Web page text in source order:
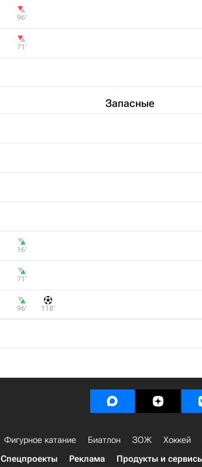
96‎’‎
71‎’‎
Запасные
16‎’‎
71‎’‎
96‎’‎ 118‎’‎
Фигурное катание Биатлон ЗОЖ Хоккей
Спецпроекты
Реклама Продукты и